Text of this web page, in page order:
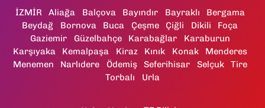
İZMİR Aliağa Balçova Bayındır Bayraklı
Bergama
Beydağ
Bornova Buca Çeşme Çiğli Dikili
Foça
Gaziemir
Güzelbahçe Karabağlar
Karaburun
Karşıyaka
Kemalpaşa Kiraz Kınık Konak
Menderes
Menemen
Narlıdere Ödemiş Seferihisar Selçuk
Tire
Torbalı
Urla